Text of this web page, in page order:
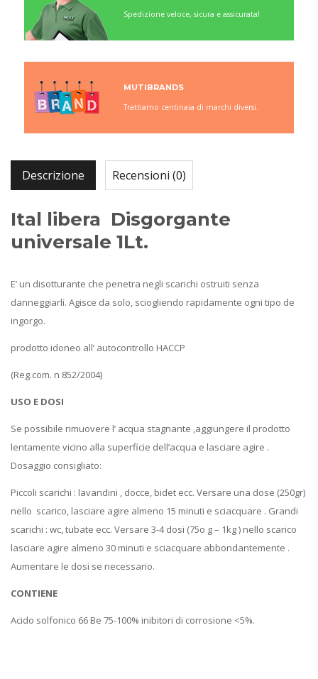
Spedizione veloce, sicura e assicurata!
MUTIBRANDS
Trattiamo centinaia di marchi diversi.
Descrizione Recensioni (0)
Ital libera Disgorgante
universale 1Lt.
E’ un disotturante che penetra negli scarichi ostruiti senza
danneggiarli. Agisce da solo, sciogliendo rapidamente ogni tipo de
ingorgo.
prodotto idoneo all’ autocontrollo HACCP
(Reg.com. n 852/2004)
USO E DOSI
Se possibile rimuovere l’ acqua stagnante ,aggiungere il prodotto
lentamente vicino alla superficie dell’acqua e lasciare agire .
Dosaggio consigliato:
Piccoli scarichi : lavandini , docce, bidet ecc. Versare una dose (250gr)
nello scarico, lasciare agire almeno 15 minuti e sciacquare . Grandi
scarichi : wc, tubate ecc. Versare 3-4 dosi (75o g – 1kg ) nello scarico
lasciare agire almeno 30 minuti e sciacquare abbondantemente .
Aumentare le dosi se necessario.
CONTIENE
Acido solfonico 66 Be 75-100% inibitori di corrosione <5%.